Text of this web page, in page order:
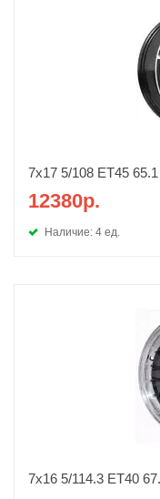
7x17 5/108 ET45
12380р.
Наличие: 4 ед.
7x16 5/114.3 ET40